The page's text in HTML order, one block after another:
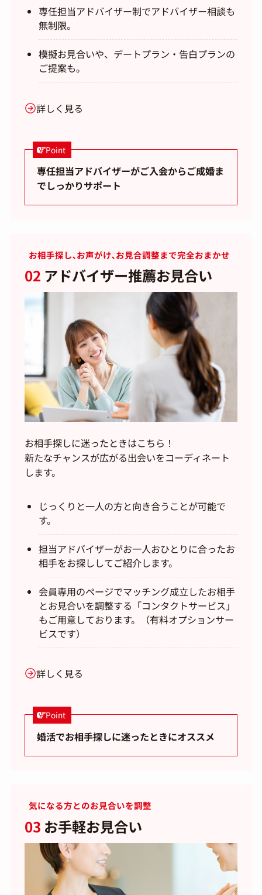
専任担当アドバイザー制でアドバイザー相談も
無制限。
模擬お見合いや、デートプラン・告白プランの
ご提案も。
詳しく見る
Point
専任担当アドバイザーがご入会からご成婚ま
でしっかりサポート
お相手探し､お声がけ､お見合調整まで完全おまかせ
02 アドバイザー推薦お見合い
お相手探しに迷ったときはこちら！
新たなチャンスが広がる出会いをコーディネート
します。
じっくりと一人の方と向き合うことが可能で
す。
担当アドバイザーがお一人おひとりに合ったお
相手をお探ししてご紹介します。
会員専用のページでマッチング成立したお相手
とお見合いを調整する「コンタクトサービス」
もご用意しております。（有料オプションサー
ビスです）
詳しく見る
Point
婚活でお相手探しに迷ったときにオススメ
気になる方とのお見合いを調整
03 お手軽お見合い